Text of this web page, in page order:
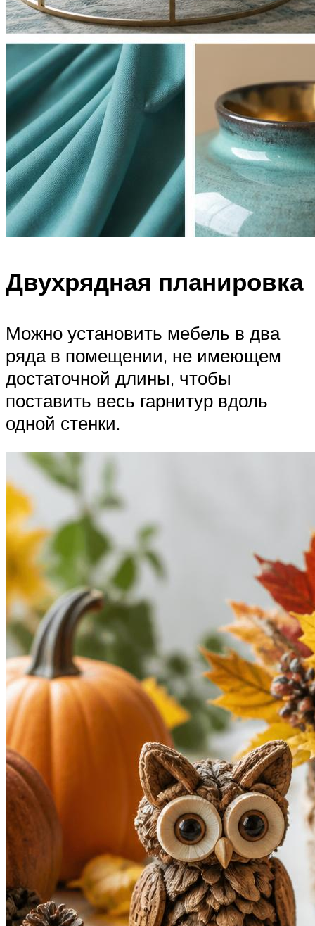
Двухрядная планировка
Можно установить мебель в два
ряда в помещении, не имеющем
достаточной длины, чтобы
поставить весь гарнитур вдоль
одной стенки.